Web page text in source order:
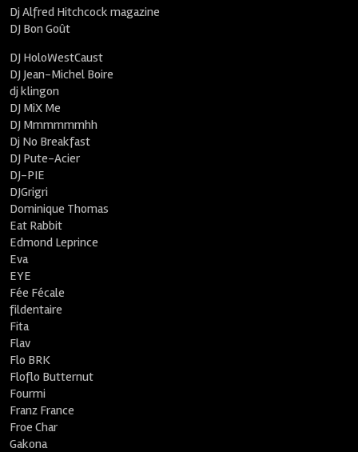
Dj Alfred Hitchcock magazine
DJ Bon Goût
DJ HoloWestCaust
DJ Jean-Michel Boire
dj klingon
DJ MiX Me
DJ Mmmmmmhh
Dj No Breakfast
DJ Pute-Acier
DJ-PIE
DJGrigri
Dominique Thomas
Eat Rabbit
Edmond Leprince
Eva
EYE
Fée Fécale
fildentaire
Fita
Flav
Flo BRK
Floflo Butternut
Fourmi
Franz France
Froe Char
Gakona